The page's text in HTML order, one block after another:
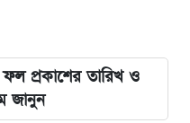
তারিখ ও
জানুন